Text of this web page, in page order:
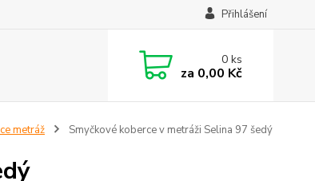
Přihlášení
0ks
za 0,00 Kč
metráž Smyčkové koberce v metráži Selina 97 šedý